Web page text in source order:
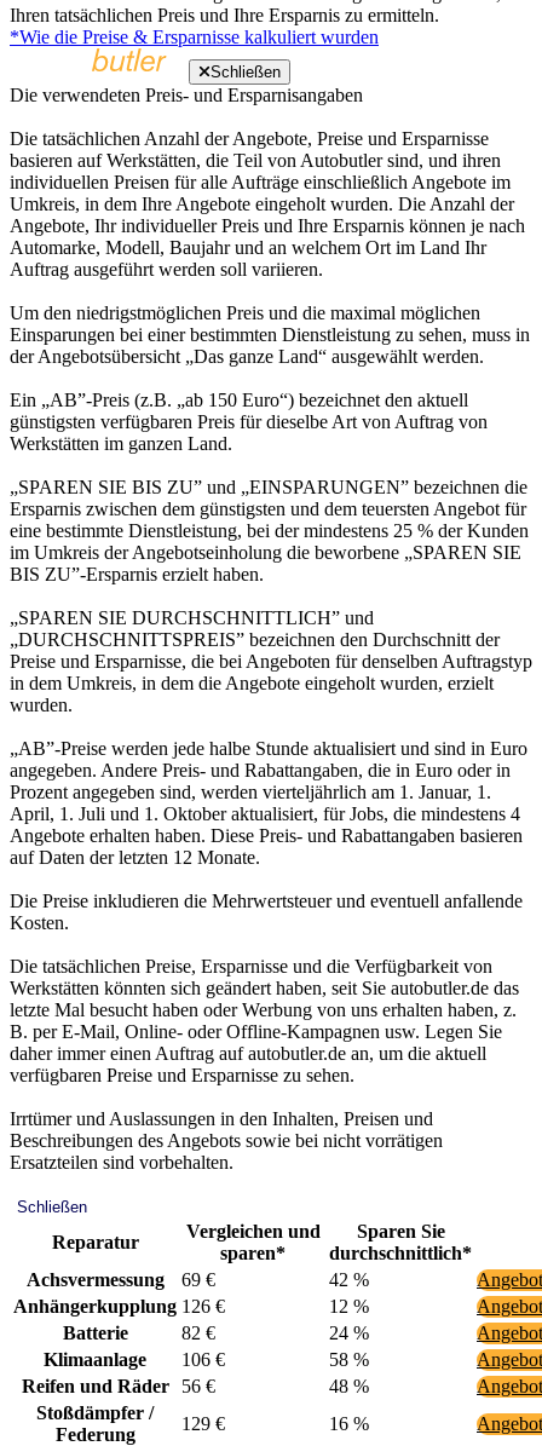
Ihren tatsächlichen Preis und Ihre Ersparnis zu ermitteln.
*Wie die Preise & Ersparnisse kalkuliert wurden
Schließen
Die verwendeten Preis- und Ersparnisangaben
Die tatsächlichen Anzahl der Angebote, Preise und Ersparnisse
basieren auf Werkstätten, die Teil von Autobutler sind, und ihren
individuellen Preisen für alle Aufträge einschließlich Angebote im
Umkreis, in dem Ihre Angebote eingeholt wurden. Die Anzahl der
Angebote, Ihr individueller Preis und Ihre Ersparnis können je nach
Automarke, Modell, Baujahr und an welchem Ort im Land Ihr
Auftrag ausgeführt werden soll variieren.
Um den niedrigstmöglichen Preis und die maximal möglichen
Einsparungen bei einer bestimmten Dienstleistung zu sehen, muss in
der Angebotsübersicht „Das ganze Land“ ausgewählt werden.
Ein „AB”-Preis (z.B. „ab 150 Euro“) bezeichnet den aktuell
günstigsten verfügbaren Preis für dieselbe Art von Auftrag von
Werkstätten im ganzen Land.
„SPAREN SIE BIS ZU” und „EINSPARUNGEN” bezeichnen die
Ersparnis zwischen dem günstigsten und dem teuersten Angebot für
eine bestimmte Dienstleistung, bei der mindestens 25 % der Kunden
im Umkreis der Angebotseinholung die beworbene „SPAREN SIE
BIS ZU”-Ersparnis erzielt haben.
„SPAREN SIE DURCHSCHNITTLICH” und
„DURCHSCHNITTSPREIS” bezeichnen den Durchschnitt der
Preise und Ersparnisse, die bei Angeboten für denselben Auftragstyp
in dem Umkreis, in dem die Angebote eingeholt wurden, erzielt
wurden.
„AB”-Preise werden jede halbe Stunde aktualisiert und sind in Euro
angegeben. Andere Preis- und Rabattangaben, die in Euro oder in
Prozent angegeben sind, werden vierteljährlich am 1. Januar, 1.
April, 1. Juli und 1. Oktober aktualisiert, für Jobs, die mindestens 4
Angebote erhalten haben. Diese Preis- und Rabattangaben basieren
auf Daten der letzten 12 Monate.
Die Preise inkludieren die Mehrwertsteuer und eventuell anfallende
Kosten.
Die tatsächlichen Preise, Ersparnisse und die Verfügbarkeit von
Werkstätten könnten sich geändert haben, seit Sie autobutler.de das
letzte Mal besucht haben oder Werbung von uns erhalten haben, z.
B. per E-Mail, Online- oder Offline-Kampagnen usw. Legen Sie
daher immer einen Auftrag auf autobutler.de an, um die aktuell
verfügbaren Preise und Ersparnisse zu sehen.
Irrtümer und Auslassungen in den Inhalten, Preisen und
Beschreibungen des Angebots sowie bei nicht vorrätigen
Ersatzteilen sind vorbehalten.
Schließen
Reparatur
Vergleichen und
sparen*
Sparen Sie
durchschnittlich*
Achsvermessung
69 € 42 %
Anhängerkupplung 126 € 12 %
Batterie
82 € 24 %
Klimaanlage
106 € 58 %
Reifen und Räder
56 € 48 %
Stoßdämpfer /
Federung
129 € 16 %